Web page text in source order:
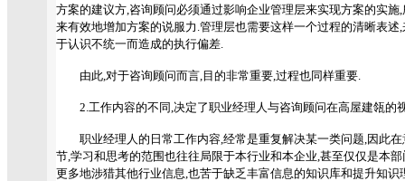
方案的建议方,咨询顾问必须通过影响企业管理层来实现方案的实
来有效地增加方案的说服力.管理层也需要这样一个过程的清晰表
于认识不统一而造成的执行偏差.
由此,对于咨询顾问而言,目的非常重要,过程也同样重要.
2.工作内容的不同,决定了职业经理人与咨询顾问在高屋建瓴的
职业经理人的日常工作内容,经常是重复解决某一类问题,因此在
节,学习和思考的范围也往往局限于本行业和本企业,甚至仅仅是本
更多地涉猎其他行业信息,也苦于缺乏丰富信息的知识库和提升知